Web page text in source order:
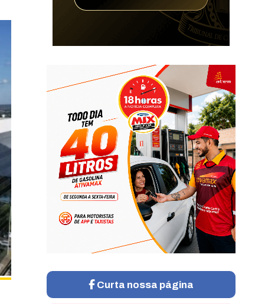
Curta nossa página